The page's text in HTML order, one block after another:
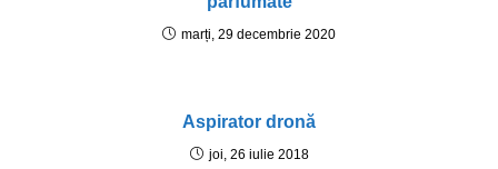
marți, 29 decembrie 2020
Aspirator dronă
joi, 26 iulie 2018